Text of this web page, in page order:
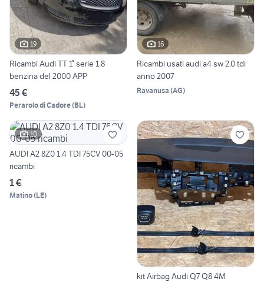
19
Ricambi Audi TT 1° serie 1.8
benzina del 2000 APP
45 €
Perarolo di Cadore(BL)
16
Ricambi usati audi a4 sw 2.0 tdi
anno 2007
Ravanusa (AG)
10
AUDI A2 8Z0 1.4 TDI 75CV 00-05
ricambi
1 €
Matino(LE)
kit Airbag Audi Q7 Q8 4M